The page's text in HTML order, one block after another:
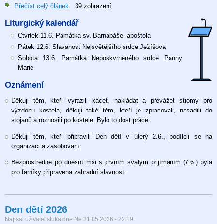
Přečíst celý článek
neděle
v
liturgickém
mezidobí,
39 zobrazení
Liturgický kalendář
Čtvrtek 11.6. Památka sv. Barnabáše, apoštola
Pátek 12.6. Slavanost Nejsvětějšího srdce Ježíšova
Sobota 13.6. Památka Neposkvrněného srdce Panny
Marie
Oznámení
Děkuji těm, kteří vyrazili kácet, nakládat a převážet stromy pro
výzdobu kostela, děkuji také těm, kteří je zpracovali, nasadili do
stojanů a roznosili po kostele. Bylo to dost práce.
Děkuji těm, kteří připravili Den dětí v úterý 2.6., podíleli se na
organizaci a zásobování.
Bezprostředně po dnešní mši s prvním svatým přijímáním (7.6.) byla
pro farníky připravena zahradní slavnost.
Den dětí 2026
Napsal uživatel sluka dne Ne 31.05.2026 - 22:19